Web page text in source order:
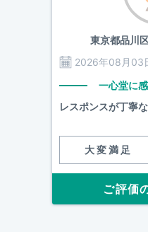
東京都品川
2026年08月03
一心堂に
レスポンスが丁寧
大変満足
ご評価